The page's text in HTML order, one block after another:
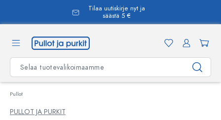
Tilaa uutiskirje nyt ja
säästä 5 €
Pullot
PULLOT JA PURKIT